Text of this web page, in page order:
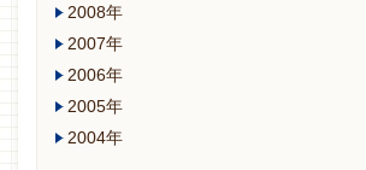
2008年
2007年
2006年
2005年
2004年